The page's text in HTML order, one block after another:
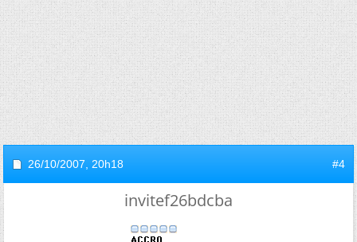
26/10/2007, 20h18 #4
invitef26bdcba